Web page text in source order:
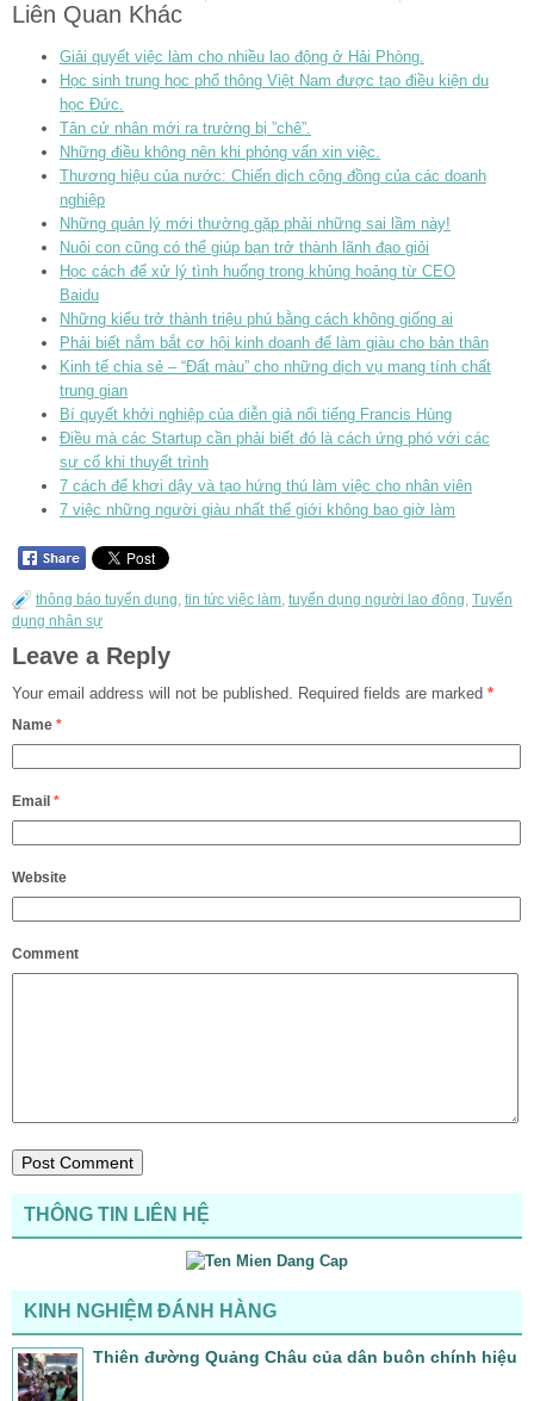
Liên Quan Khác
Giải quyết việc làm cho nhiều lao động ở Hải Phòng.
Học sinh trung học phổ thông Việt Nam được tạo điều kiện du
học Đức.
Tân cử nhân mới ra trường bị ”chê”.
Những điều không nên khi phỏng vấn xin việc.
Thương hiệu của nước: Chiến dịch cộng đồng của các doanh
nghiệp
Những quản lý mới thường gặp phải những sai lầm này!
Nuôi con cũng có thể giúp bạn trở thành lãnh đạo giỏi
Học cách để xử lý tình huống trong khủng hoảng từ CEO
Baidu
Những kiểu trở thành triệu phú bằng cách không giống ai
Phải biết nắm bắt cơ hội kinh doanh để làm giàu cho bản thân
Kinh tế chia sẻ – “Đất màu” cho những dịch vụ mang tính chất
trung gian
Bí quyết khởi nghiệp của diễn giả nổi tiếng Francis Hùng
Điều mà các Startup cần phải biết đó là cách ứng phó với các
sự cố khi thuyết trình
7 cách để khơi dậy và tạo hứng thú làm việc cho nhân viên
7 việc những người giàu nhất thế giới không bao giờ làm
thông báo tuyển dụng, tin tức việc làm, tuyển dụng người lao động, Tuyển
dụng nhân sự
Leave a Reply
Your email address will not be published. Required fields are marked *
Name *
Email *
Website
Comment
THÔNG TIN LIÊN HỆ
KINH NGHIỆM ĐÁNH HÀNG
Thiên đường Quảng Châu của dân buôn chính hiệu